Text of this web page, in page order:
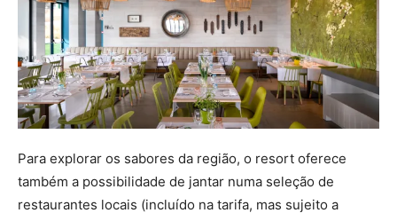
Para explorar os sabores da região, o resort oferece
também a possibilidade de jantar numa seleção de
restaurantes locais (incluído na tarifa, mas sujeito a